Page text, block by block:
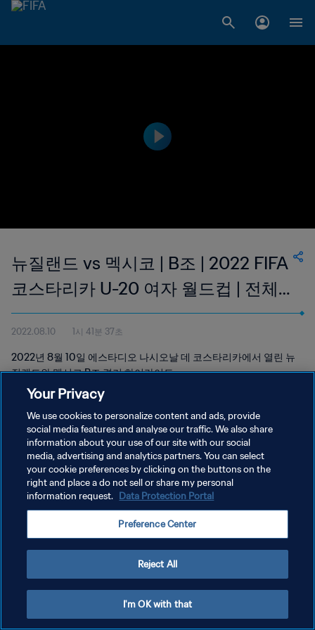
뉴질랜드 vs 멕시코 | B조 | 2022 FIFA
코스타리카 U-20 여자 월드컵 | 전체
경기 영상 다시 보기
2022.08.10 1시 41분 37초
2022년 8월 10일 에스타디오 나시오날 데 코스타리카에서 열린 뉴
질랜드와 멕시코 B조 경기 하이라이트
개인정보 보호정책
서비스 약관
쿠키 기본 설정 관리
Your Privacy
We use cookies to personalize content and ads, provide
social media features and analyse our traffic. We also share
information about your use of our site with our social
media, advertising and analytics partners. You can select
your cookie preferences by clicking on the buttons on the
right and place a do not sell or share my personal
information request. Data Protection Portal
Preference Center
Reject All
I'm OK with that